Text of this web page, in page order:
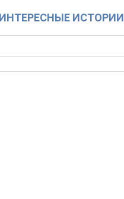
ИНТЕРЕСНЫЕ ИСТОРИИ